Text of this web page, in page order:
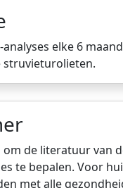
elke 6
struvieturolieten.
om de literatuur van
te bepalen. Voor
met alle